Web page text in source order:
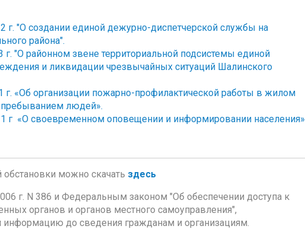
г. "О создании единой дежурно-диспетчерской службы на
района".
"О районном звене территориальной подсистемы единой
и ликвидации чрезвычайных ситуаций Шалинского
г. «Об организации пожарно-профилактической работы в жилом
пребыванием людей».
г «О своевременном оповещении и информировании населения»
можно скачать здесь
г. N 386 и Федеральным законом "Об обеспечении доступа к
органов и органов местного самоуправления",
информацию до сведения гражданам и организациям.